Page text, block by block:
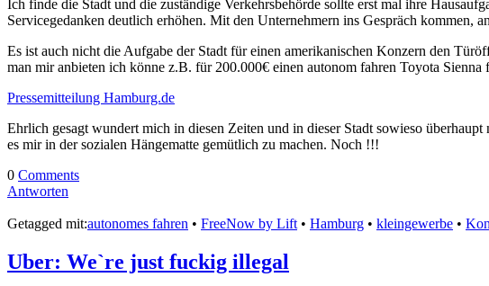
Ich finde die Stadt und die zuständige Verkehrsbehörde sollte erst mal ihre
Servicegedanken deutlich erhöhen. Mit den Unternehmern ins Gespräch kommen,
Es ist auch nicht die Aufgabe der Stadt für einen amerikanischen Konzern den
man mir anbieten ich könne z.B. für 200.000€ einen autonom fahren Toyota
Pressemitteilung Hamburg.de
Ehrlich gesagt wundert mich in diesen Zeiten und in dieser Stadt sowieso
es mir in der sozialen Hängematte gemütlich zu machen. Noch !!!
0 Comments
Antworten
Getagged mit:autonomes fahren • FreeNow by Lift • Hamburg • kleingewerbe •
Uber: We`re just fuckig illegal